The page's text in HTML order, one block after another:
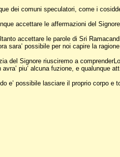
dei comuni speculatori, come i
accettare le affermazioni del
accettare le parole di Sri
sara’ possibile per noi capire la
del Signore riusciremo a
avra’ piu’ alcuna fuzione, e qualunque
e’ possibile lasciare il proprio corpo e